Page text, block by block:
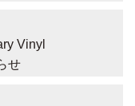
Vinyl
せ